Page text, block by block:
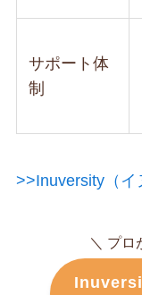
サポート体
制
>>Inuversity（イ
＼ プロ